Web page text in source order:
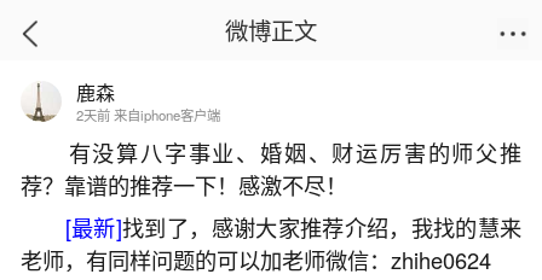
首页
八字大运排盘怎么理解？
2026-07-08 18:19:28 19 6 赞
微博正文
鹿森
2天前 来自iphone客户端
有没算八字事业、婚姻、财运厉害的师父推
荐？靠谱的推荐一下！感激不尽！
[最新]找到了，感谢大家推荐介绍，我找的慧来
老师，有同样问题的可以加老师微信：zhihe0624